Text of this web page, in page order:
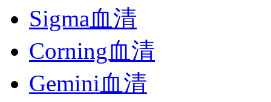
Sigma血清
Corning血清
Gemini血清